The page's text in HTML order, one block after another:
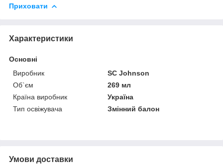
Приховати
Характеристики
Основні
Виробник
SC Johnson
Об`єм
269 мл
Країна виробник
Україна
Тип освіжувача
Змінний балон
Умови доставки